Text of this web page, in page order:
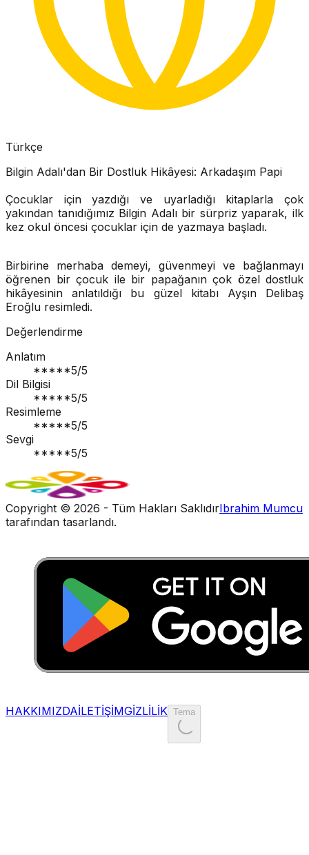
Türkçe
Bilgin Adalı'dan Bir Dostluk Hikâyesi: Arkadaşım Papi
Çocuklar için yazdığı ve uyarladığı kitaplarla çok
yakından tanıdığımız Bilgin Adalı bir sürpriz yaparak, ilk
kez okul öncesi çocuklar için de yazmaya başladı.
Birbirine merhaba demeyi, güvenmeyi ve bağlanmayı
öğrenen bir çocuk ile bir papağanın çok özel dostluk
hikâyesinin anlatıldığı bu güzel kitabı Ayşın Delibaş
Eroğlu resimledi.
Değerlendirme
Anlatım
*****5/5
Dil Bilgisi
*****5/5
Resimleme
*****5/5
Sevgi
*****5/5
Copyright © 2026 - Tüm Hakları SaklıdırIbrahim Mumcu
tarafından tasarlandı.
HAKKIMIZDAİLETİŞİMGİZLİLİK Tema